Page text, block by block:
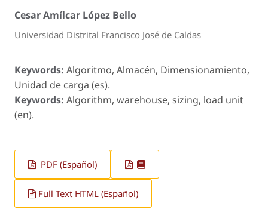
Cesar Amílcar López Bello
Universidad Distrital Francisco José de Caldas
Keywords: Algoritmo, Almacén, Dimensionamiento,
Unidad de carga (es).
Keywords: Algorithm, warehouse, sizing, load unit
(en).
PDF (Español)
Full Text HTML (Español)